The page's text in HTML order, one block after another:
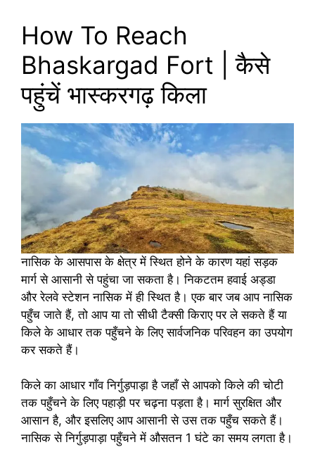
How To Reach
Bhaskargad Fort | कैसे
पहुंचें भास्करगढ़ किला
नासिक के आसपास के क्षेत्र में स्थित होने के कारण यहां सड़क
मार्ग से आसानी से पहुंचा जा सकता है। निकटतम हवाई अड्डा
और रेलवे स्टेशन नासिक में ही स्थित है। एक बार जब आप नासिक
पहुँच जाते हैं, तो आप या तो सीधी टैक्सी किराए पर ले सकते हैं या
किले के आधार तक पहुँचने के लिए सार्वजनिक परिवहन का उपयोग
कर सकते हैं।
किले का आधार गाँव निर्गुड़पाड़ा है जहाँ से आपको किले की चोटी
तक पहुँचने के लिए पहाड़ी पर चढ़ना पड़ता है। मार्ग सुरक्षित और
आसान है, और इसलिए आप आसानी से उस तक पहुँच सकते हैं।
नासिक से निर्गुड़पाड़ा पहुँचने में औसतन 1 घंटे का समय लगता है।